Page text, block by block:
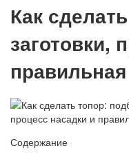
Как
заготовки,
Содержание